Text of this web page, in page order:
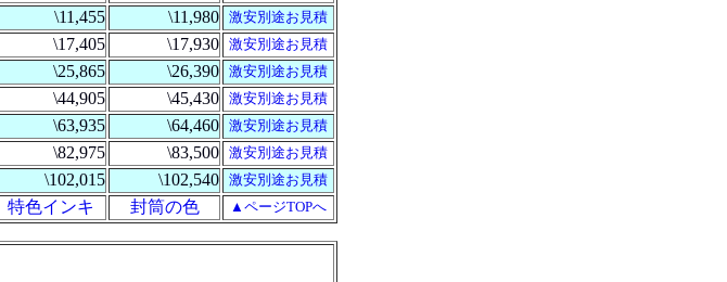
\11,455 \11,980 激安別途お見積
\17,405 \17,930 激安別途お見積
\25,865 \26,390 激安別途お見積
\44,905 \45,430 激安別途お見積
\63,935 \64,460 激安別途お見積
\82,975 \83,500 激安別途お見積
\102,015 \102,540 激安別途お見積
特色インキ 封筒の色 ▲ページTOPへ